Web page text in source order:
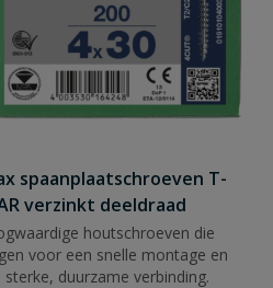
spaanplaatschroeven T-
verzinkt deeldraad
houtschroeven die
voor een snelle montage en
sterke, duurzame verbinding.